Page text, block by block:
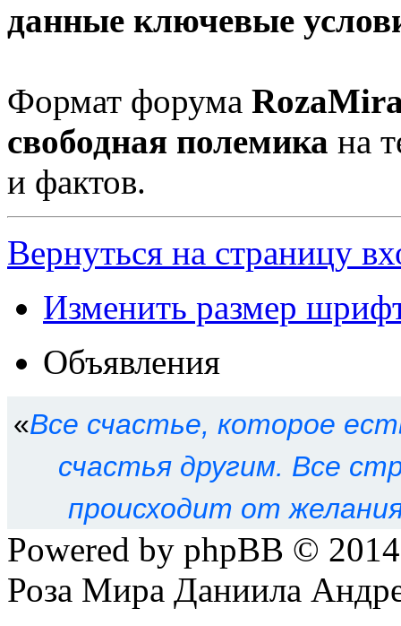
данные ключевые
Формат форума
свободная полемика на
и фактов.
Вернуться на страницу
Изменить размер
Объявления
«Все счастье, которое
счастья другим. Все
происходит от
Powered by phpBB ©
Роза Мира Даниила